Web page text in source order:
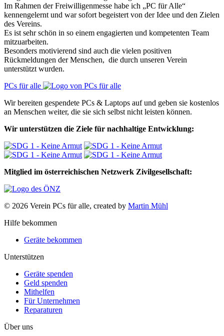
Im Rahmen der Freiwilligenmesse habe ich „PC für Alle“
kennengelernt und war sofort begeistert von der Idee und den Zielen
des Vereins.
Es ist sehr schön in so einem engagierten und kompetenten Team
mitzuarbeiten.
Besonders motivierend sind auch die vielen positiven
Rückmeldungen der Menschen, die durch unseren Verein
unterstützt wurden.
PCs für alle
Wir bereiten gespendete PCs & Laptops auf und geben sie kostenlos
an Menschen weiter, die sie sich selbst nicht leisten können.
Wir unterstützen die Ziele für nachhaltige Entwicklung:
Mitglied im österreichischen Netzwerk Zivilgesellschaft:
© 2026 Verein PCs für alle, created by Martin Mühl
Hilfe bekommen
Geräte bekommen
Unterstützen
Geräte spenden
Geld spenden
Mithelfen
Für Unternehmen
Reparaturen
Über uns